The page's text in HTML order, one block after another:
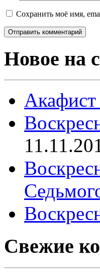
Сохранить моё имя,
Новое на
Свежие